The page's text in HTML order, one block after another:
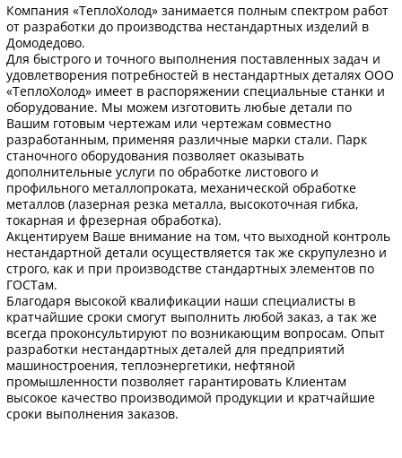
Компания «ТеплоХолод» занимается полным спектром работ
от разработки до производства нестандартных изделий в
Домодедово.
Для быстрого и точного выполнения поставленных задач и
удовлетворения потребностей в нестандартных деталях ООО
«ТеплоХолод» имеет в распоряжении специальные станки и
оборудование. Мы можем изготовить любые детали по
Вашим готовым чертежам или чертежам совместно
разработанным, применяя различные марки стали. Парк
станочного оборудования позволяет оказывать
дополнительные услуги по обработке листового и
профильного металлопроката, механической обработке
металлов (лазерная резка металла, высокоточная гибка,
токарная и фрезерная обработка).
Акцентируем Ваше внимание на том, что выходной контроль
нестандартной детали осуществляется так же скрупулезно и
строго, как и при производстве стандартных элементов по
ГОСТам.
Благодаря высокой квалификации наши специалисты в
кратчайшие сроки смогут выполнить любой заказ, а так же
всегда проконсультируют по возникающим вопросам. Опыт
разработки нестандартных деталей для предприятий
машиностроения, теплоэнергетики, нефтяной
промышленности позволяет гарантировать Клиентам
высокое качество производимой продукции и кратчайшие
сроки выполнения заказов.